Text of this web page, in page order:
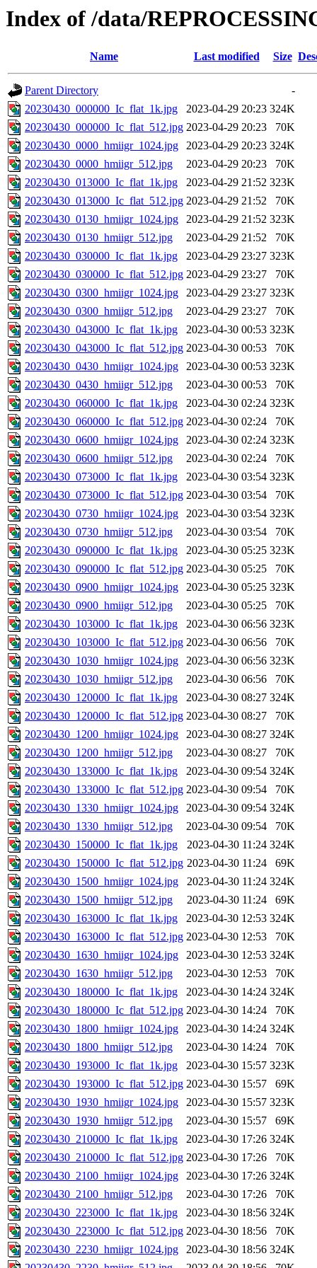
Index of /data/
Name Last modified Size
Parent Directory
-
20230430_000000_Ic_flat_1k.jpg
2023-04-29 20:23 324K
20230430_000000_Ic_flat_512.jpg 2023-04-29 20:23
70K
20230430_0000_hmiigr_1024.jpg
2023-04-29 20:23 324K
20230430_0000_hmiigr_512.jpg
2023-04-29 20:23
70K
20230430_013000_Ic_flat_1k.jpg
2023-04-29 21:52 323K
20230430_013000_Ic_flat_512.jpg 2023-04-29 21:52
70K
20230430_0130_hmiigr_1024.jpg
2023-04-29 21:52 323K
20230430_0130_hmiigr_512.jpg
2023-04-29 21:52
70K
20230430_030000_Ic_flat_1k.jpg
2023-04-29 23:27 323K
20230430_030000_Ic_flat_512.jpg 2023-04-29 23:27
70K
20230430_0300_hmiigr_1024.jpg
2023-04-29 23:27 323K
20230430_0300_hmiigr_512.jpg
2023-04-29 23:27
70K
20230430_043000_Ic_flat_1k.jpg
2023-04-30 00:53 323K
20230430_043000_Ic_flat_512.jpg 2023-04-30 00:53
70K
20230430_0430_hmiigr_1024.jpg
2023-04-30 00:53 323K
20230430_0430_hmiigr_512.jpg
2023-04-30 00:53
70K
20230430_060000_Ic_flat_1k.jpg
2023-04-30 02:24 323K
20230430_060000_Ic_flat_512.jpg 2023-04-30 02:24
70K
20230430_0600_hmiigr_1024.jpg
2023-04-30 02:24 323K
20230430_0600_hmiigr_512.jpg
2023-04-30 02:24
70K
20230430_073000_Ic_flat_1k.jpg
2023-04-30 03:54 323K
20230430_073000_Ic_flat_512.jpg 2023-04-30 03:54
70K
20230430_0730_hmiigr_1024.jpg
2023-04-30 03:54 323K
20230430_0730_hmiigr_512.jpg
2023-04-30 03:54
70K
20230430_090000_Ic_flat_1k.jpg
2023-04-30 05:25 323K
20230430_090000_Ic_flat_512.jpg 2023-04-30 05:25
70K
20230430_0900_hmiigr_1024.jpg
2023-04-30 05:25 323K
20230430_0900_hmiigr_512.jpg
2023-04-30 05:25
70K
20230430_103000_Ic_flat_1k.jpg
2023-04-30 06:56 323K
20230430_103000_Ic_flat_512.jpg 2023-04-30 06:56
70K
20230430_1030_hmiigr_1024.jpg
2023-04-30 06:56 323K
20230430_1030_hmiigr_512.jpg
2023-04-30 06:56
70K
20230430_120000_Ic_flat_1k.jpg
2023-04-30 08:27 324K
20230430_120000_Ic_flat_512.jpg 2023-04-30 08:27
70K
20230430_1200_hmiigr_1024.jpg
2023-04-30 08:27 324K
20230430_1200_hmiigr_512.jpg
2023-04-30 08:27
70K
20230430_133000_Ic_flat_1k.jpg
2023-04-30 09:54 324K
20230430_133000_Ic_flat_512.jpg 2023-04-30 09:54
70K
20230430_1330_hmiigr_1024.jpg
2023-04-30 09:54 324K
20230430_1330_hmiigr_512.jpg
2023-04-30 09:54
70K
20230430_150000_Ic_flat_1k.jpg
2023-04-30 11:24 324K
20230430_150000_Ic_flat_512.jpg 2023-04-30 11:24
69K
20230430_1500_hmiigr_1024.jpg
2023-04-30 11:24 324K
20230430_1500_hmiigr_512.jpg
2023-04-30 11:24
69K
20230430_163000_Ic_flat_1k.jpg
2023-04-30 12:53 324K
20230430_163000_Ic_flat_512.jpg 2023-04-30 12:53
70K
20230430_1630_hmiigr_1024.jpg
2023-04-30 12:53 324K
20230430_1630_hmiigr_512.jpg
2023-04-30 12:53
70K
20230430_180000_Ic_flat_1k.jpg
2023-04-30 14:24 324K
20230430_180000_Ic_flat_512.jpg 2023-04-30 14:24
70K
20230430_1800_hmiigr_1024.jpg
2023-04-30 14:24 324K
20230430_1800_hmiigr_512.jpg
2023-04-30 14:24
70K
20230430_193000_Ic_flat_1k.jpg
2023-04-30 15:57 323K
20230430_193000_Ic_flat_512.jpg 2023-04-30 15:57
69K
20230430_1930_hmiigr_1024.jpg
2023-04-30 15:57 323K
20230430_1930_hmiigr_512.jpg
2023-04-30 15:57
69K
20230430_210000_Ic_flat_1k.jpg
2023-04-30 17:26 324K
20230430_210000_Ic_flat_512.jpg 2023-04-30 17:26
70K
20230430_2100_hmiigr_1024.jpg
2023-04-30 17:26 324K
20230430_2100_hmiigr_512.jpg
2023-04-30 17:26
70K
20230430_223000_Ic_flat_1k.jpg
2023-04-30 18:56 324K
20230430_223000_Ic_flat_512.jpg 2023-04-30 18:56
70K
20230430_2230_hmiigr_1024.jpg
2023-04-30 18:56 324K